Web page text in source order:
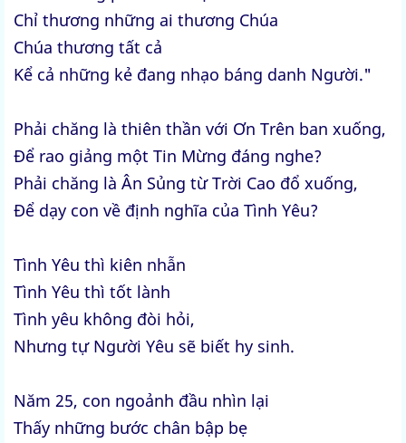
Chỉ thương những ai thương Chúa
Chúa thương tất cả
Kể cả những kẻ đang nhạo báng danh Người."
Phải chăng là thiên thần với Ơn Trên ban xuống,
Để rao giảng một Tin Mừng đáng nghe?
Phải chăng là Ân Sủng từ Trời Cao đổ xuống,
Để dạy con về định nghĩa của Tình Yêu?
Tình Yêu thì kiên nhẫn
Tình Yêu thì tốt lành
Tình yêu không đòi hỏi,
Nhưng tự Người Yêu sẽ biết hy sinh.
Năm 25, con ngoảnh đầu nhìn lại
Thấy những bước chân bập bẹ